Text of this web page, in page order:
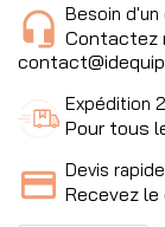
Besoin d'un
Contactez
Expédition
Pour tous
Devis
Recevez